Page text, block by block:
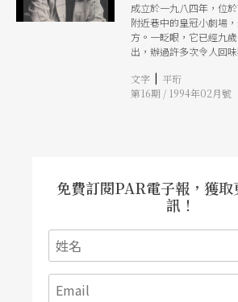
成立於一九八四年，位
附近巷中的皇冠小劇場
方。一眨眼，它已經九
出，辦過許多次令人回
座，基礎穩固了，才有
了慶祝皇冠雜誌社創立
文字 | 平珩
第16期 / 1994年02月號
免費訂閱PAR電子報，獲取
訊！